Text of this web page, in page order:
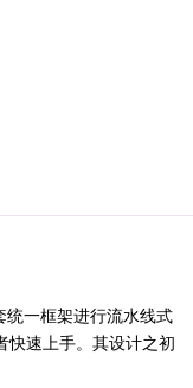
一框架进行流水线式
快速上手。其设计之初